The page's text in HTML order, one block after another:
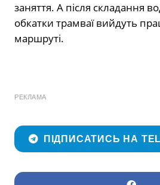
заняття. А після складання
обкатки трамваї вийдуть
маршруті.
РЕКЛАМА
ПІДПИСАТИСЬ НА